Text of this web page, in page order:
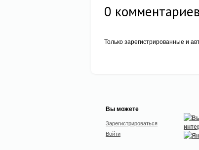
0 комментариев
Только зарегистрированные и
Вы можете
Зарегистрироваться
Войти